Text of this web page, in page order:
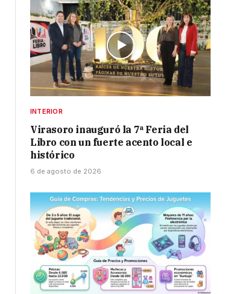
INTERIOR
Virasoro inauguró la 7ª Feria del
Libro con un fuerte acento local e
histórico
6 de agosto de 2026